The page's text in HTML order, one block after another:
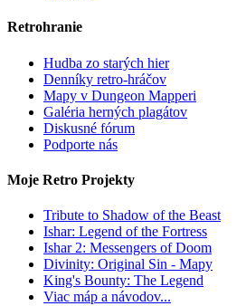
Retrohranie
Hudba zo starých hier
Denníky retro-hráčov
Mapy v Dungeon Mapperi
Galéria herných plagátov
Diskusné fórum
Podporte nás
Moje Retro Projekty
Tribute to Shadow of the Beast
Ishar: Legend of the Fortress
Ishar 2: Messengers of Doom
Divinity: Original Sin - Mapy
King's Bounty: The Legend
Viac máp a návodov...